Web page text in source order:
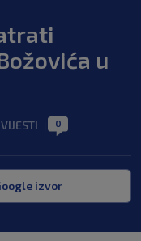
u
VIJESTI 0
izvor